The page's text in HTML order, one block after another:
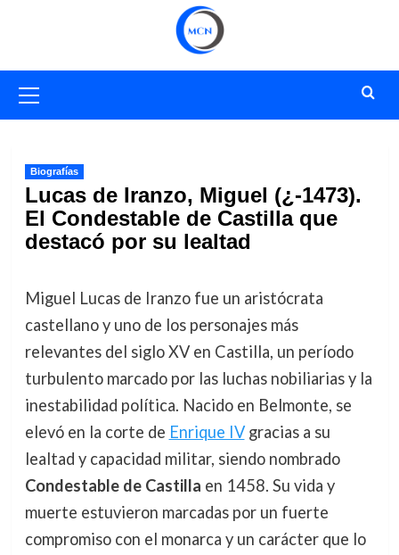
primario
Biografías
Lucas de Iranzo, Miguel (¿-1473).
El Condestable de Castilla que
destacó por su lealtad
Miguel Lucas de Iranzo fue un aristócrata
castellano y uno de los personajes más
relevantes del siglo XV en Castilla, un período
turbulento marcado por las luchas nobiliarias y la
inestabilidad política. Nacido en Belmonte, se
elevó en la corte de Enrique IVgracias a su
lealtad y capacidad militar, siendo nombrado
Condestable de Castilla en 1458. Su vida y
muerte estuvieron marcadas por un fuerte
compromiso con el monarca y un carácter que lo